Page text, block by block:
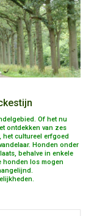
Of het nu
ontdekken van zes
het cultureel erfgoed
Honden onder
behalve in enkele
honden los mogen